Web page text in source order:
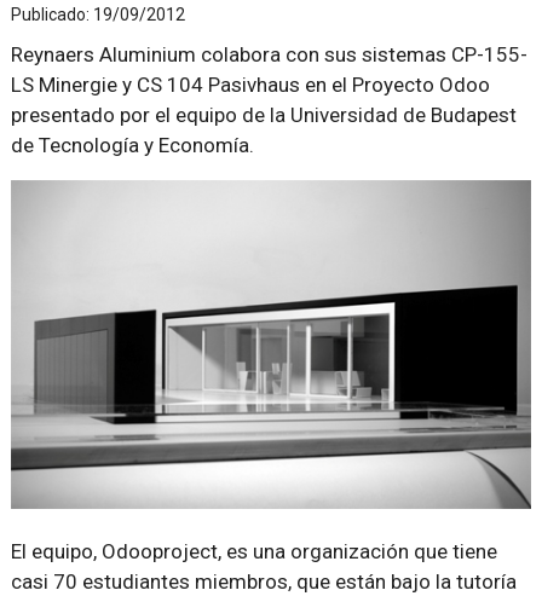
Publicado: 19/09/2012
Reynaers Aluminium colabora con sus sistemas CP-155-
LS Minergie y CS 104 Pasivhaus en el Proyecto Odoo
presentado por el equipo de la Universidad de Budapest
de Tecnología y Economía.
El equipo, Odooproject, es una organización que tiene
casi 70 estudiantes miembros, que están bajo la tutoría